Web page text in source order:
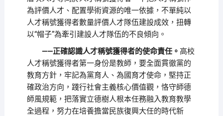
為評價人才、配置學術資源的唯一依據，不單純以
人才稱號獲得者數量評價人才隊伍建設成效，扭轉
以“帽子”為牽引建設人才隊伍的不良傾向。
——正確認識人才稱號獲得者的使命責任。 高校
人才稱號獲得者第一身份是教師，要全面貫徹黨的
教育方針，牢記為黨育人、為國育才使命，堅持正
確政治方向，踐行社會主義核心價值觀，恪守師德
師風規範，把落實立德樹人根本任務融入教育教學
全過程，努力在培養擔當民族復興大任的時代新